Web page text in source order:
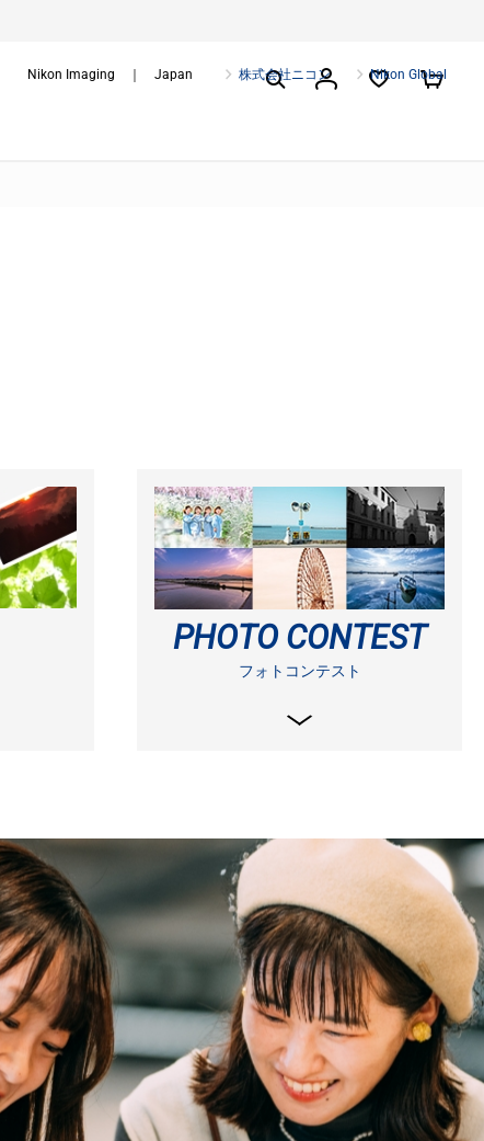
Nikon Imaging ｜ Japan 株式会社ニコン Nikon Global
PHOTO CONTEST
フォトコンテスト